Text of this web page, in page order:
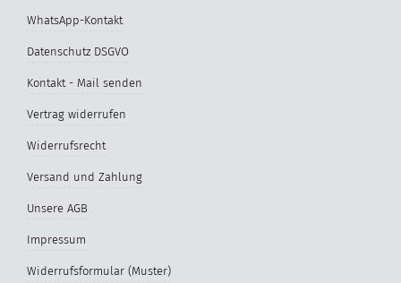
WhatsApp-Kontakt
Datenschutz DSGVO
Kontakt - Mail senden
Vertrag widerrufen
Widerrufsrecht
Versand und Zahlung
Unsere AGB
Impressum
Widerrufsformular (Muster)